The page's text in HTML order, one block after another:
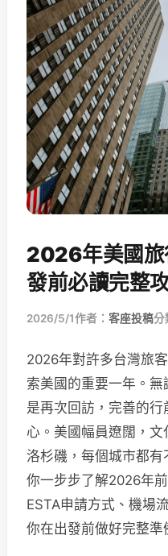
2026年美國旅
發前必讀完整
2026/5/1作者： 客座投稿分
2026年對許多台灣旅
索美國的重要一年。
是再次回訪，完善的
心。美國幅員遼闊，
洛杉磯，每個城市都
你一步步了解2026年
ESTA申請方式、機場
你在出發前做好完整準